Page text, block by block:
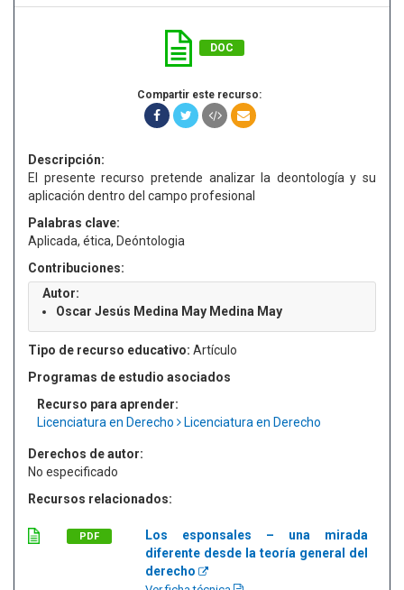
DOC
Compartir este recurso:
Descripción:
El presente recurso pretende analizar la deontología y su
aplicación dentro del campo profesional
Palabras clave:
Aplicada, ética, Deóntologia
Contribuciones:
Autor:
Oscar Jesús Medina May Medina May
Tipo de recurso educativo: Artículo
Programas de estudio asociados
Recurso para aprender:
Licenciatura en Derecho
Licenciatura en Derecho
Derechos de autor:
No especificado
Recursos relacionados:
PDF
Los esponsales – una mirada
diferente desde la teoría general del
derecho